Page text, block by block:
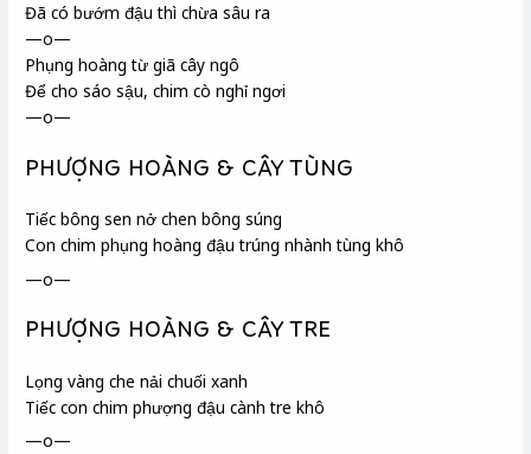
Đã có bướm đậu thì chừa sâu ra
—o—
Phụng hoàng từ giã cây ngô
Để cho sáo sậu, chim cò nghỉ ngơi
—o—
PHƯỢNG HOÀNG & CÂY TÙNG
Tiếc bông sen nở chen bông súng
Con chim phụng hoàng đậu trúng nhành tùng khô
—o—
PHƯỢNG HOÀNG & CÂY TRE
Lọng vàng che nải chuối xanh
Tiếc con chim phượng đậu cành tre khô
—o—